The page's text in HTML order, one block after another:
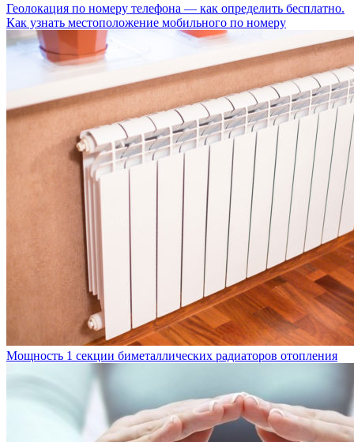
Геолокация по номеру телефона — как определить бесплатно.
Как узнать местоположение мобильного по номеру
Мощность 1 секции биметаллических радиаторов отопления